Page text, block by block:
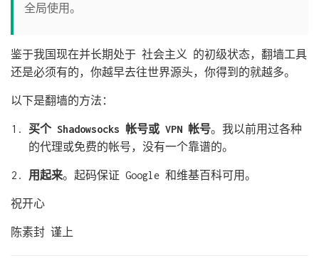
全局使用。
鉴于我国现在并长期处于 社会主义 的初级状态，翻墙工具
还是必须有的，你越早去往世界源头，你得到的就越多。
以下是翻墙的方法：
买个 Shadowsocks 帐号或 VPN 帐号。我以前用过各种
的代理或免费的帐号，没有一个靠谱的。
用起来。起码保证 Google 和维基百科可用。
祝开心
陈素封 谨上